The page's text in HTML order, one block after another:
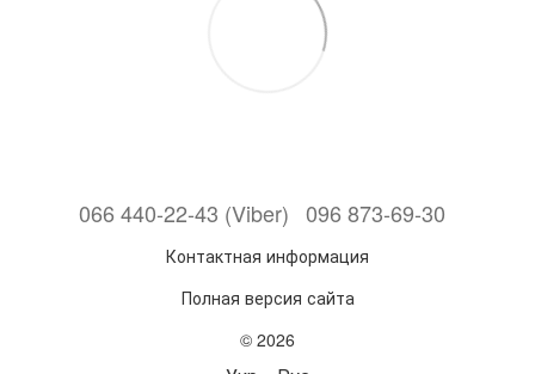
066 440-22-43 (Viber) 096 873-69-30
Контактная информация
Полная версия сайта
© 2026